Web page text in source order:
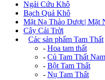
Ngải Cứu Khô
Bạch Quả Khô
Mặt Nạ Thảo Dược| Mặt
Cây Cải Trời
Các sản phẩm Tam Thất
- Hoa tam thất
- Củ Tam Thất Nam
- Bột Tam Thất
- Nụ Tam Thất